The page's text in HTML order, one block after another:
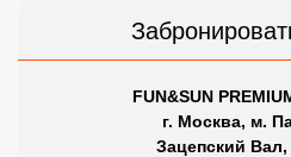
FUN&SUN
г. Москва, м.
Зацепский